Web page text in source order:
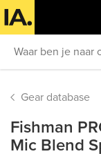
Gear database
Fishman
Mic Blend